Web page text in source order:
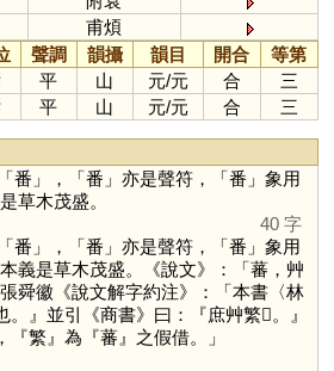
甫煩
聲調 韻攝 韻目 開合
等第
平 山 元/元 合
三
平 山 元/元 合 三
番 」，「番 」亦是聲符，「番 」象用
草木茂盛。
40 字
番 」，「番 」亦是聲符，「番 」象用
義是草木茂盛。《說文》：「蕃，艸
舜徽《說文解字約注》：「本書〈林
。』並引《商書》曰：『庶艸繁𣞤。』
『繁』為『蕃』之假借。」